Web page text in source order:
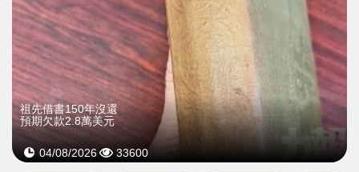
祖先借書150年沒還
預期欠款2.8萬美元
04/08/2026 33600